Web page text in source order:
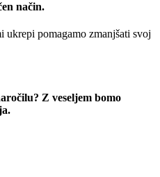
način.
pomagamo zmanjšati svoj
Z veseljem bomo